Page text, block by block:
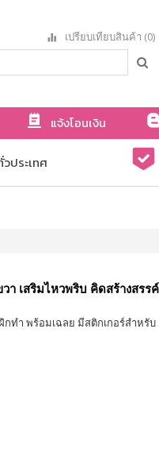
เปรียบเทียบสินค้า (0)
แจ้งโอนเงิน
ประเทศ
เสริมไหวพริบ คิดสร้างสรรค์
ทำ พร้อมเฉลย มีสติกเกอร์สำหรับ